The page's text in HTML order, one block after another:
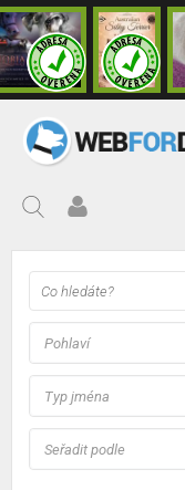
Pohlaví
Typ jména
Seřadit podle